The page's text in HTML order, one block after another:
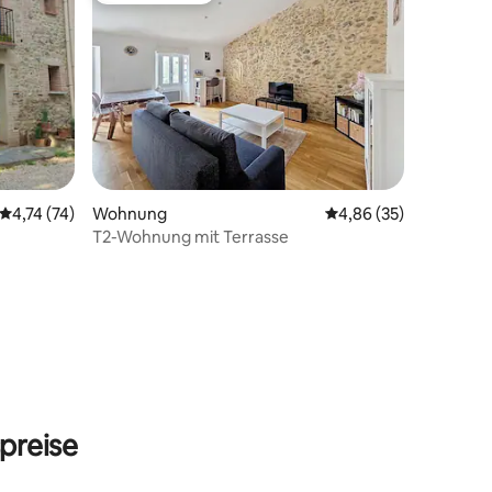
Durchschnittliche Bewertung: 4,74 von 5, 74 Bewertungen
4,74 (74)
Wohnung Durchschnittliche
4,86 (35)
T2-Wohnung mit Terrasse